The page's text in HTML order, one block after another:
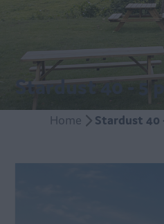
Stardust 40 - 5
Home Stardust 40